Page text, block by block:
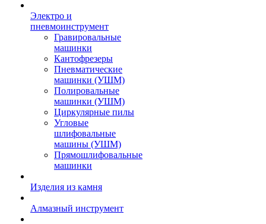
Электро и
пневмоинструмент
Гравировальные
машинки
Кантофрезеры
Пневматические
машинки (УШМ)
Полировальные
машинки (УШМ)
Циркулярные пилы
Угловые
шлифовальные
машины (УШМ)
Прямошлифовальные
машинки
Изделия из камня
Алмазный инструмент